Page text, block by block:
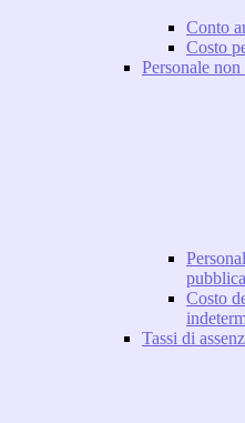
Conto
Costo
Personale
Costo
Tassi di